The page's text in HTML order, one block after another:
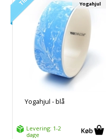
Yogahjul - blå
Yogahjul
Levering: 1-2
dage